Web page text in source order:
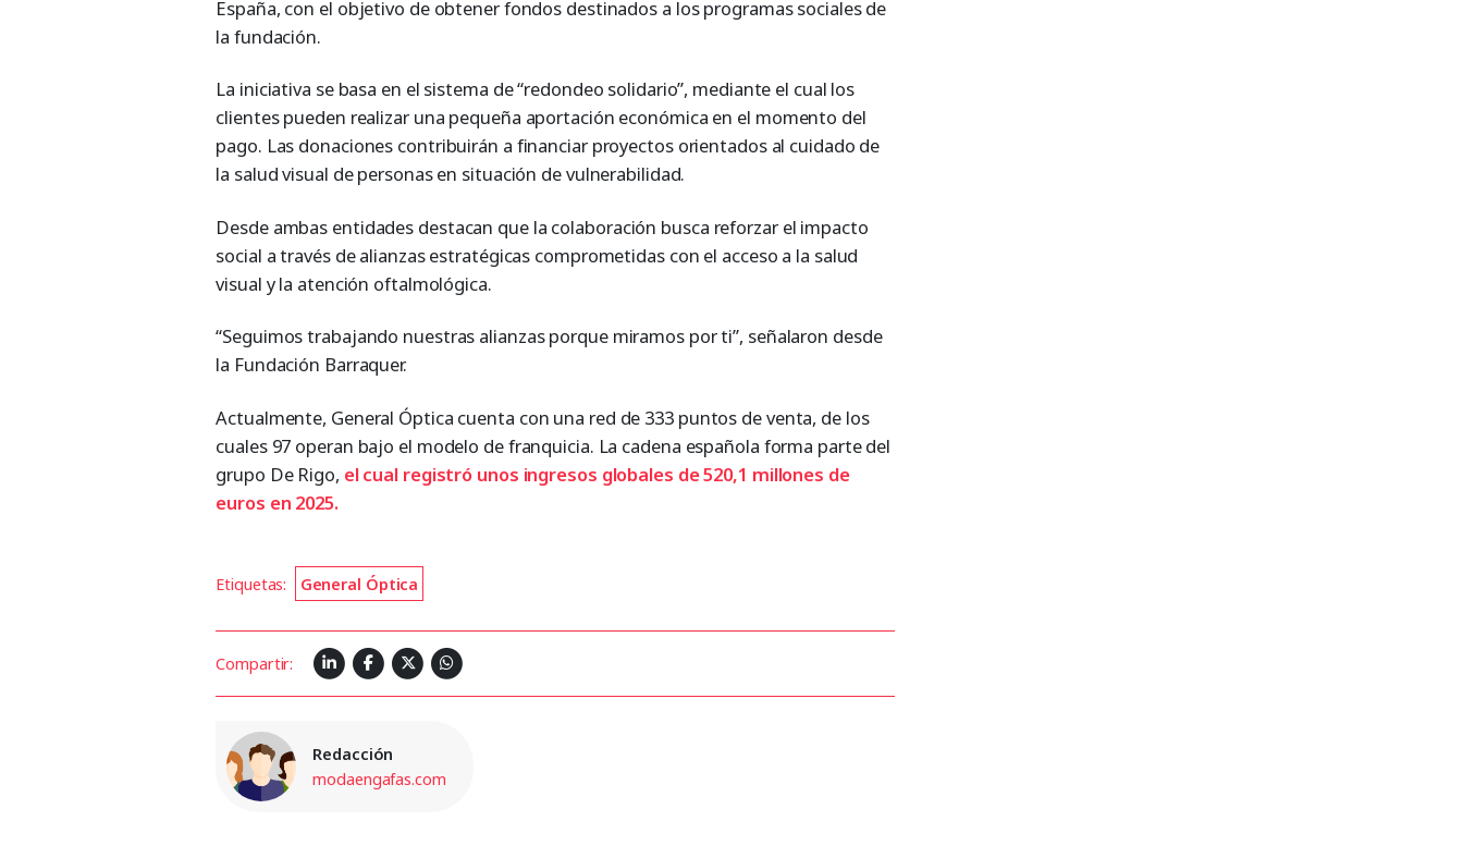
España, con el objetivo de obtener fondos destinados a los programas sociales de
la fundación.
La iniciativa se basa en el sistema de “redondeo solidario”, mediante el cual los
clientes pueden realizar una pequeña aportación económica en el momento del
pago. Las donaciones contribuirán a financiar proyectos orientados al cuidado de
la salud visual de personas en situación de vulnerabilidad.
Desde ambas entidades destacan que la colaboración busca reforzar el impacto
social a través de alianzas estratégicas comprometidas con el acceso a la salud
visual y la atención oftalmológica.
“Seguimos trabajando nuestras alianzas porque miramos por ti”, señalaron desde
la Fundación Barraquer.
Actualmente, General Óptica cuenta con una red de 333 puntos de venta, de los
cuales 97 operan bajo el modelo de franquicia. La cadena española forma parte del
grupo De Rigo, el cual registró unos ingresos globales de 520,1 millones de
euros en 2025.
Etiquetas: General Óptica
Compartir:
Redacción
modaengafas.com